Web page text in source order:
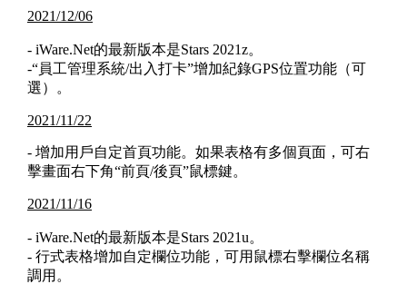
2021/12/06
- iWare.Net的最新版本是Stars 2021z。
-“員工管理系統/出入打卡”增加紀錄GPS位置功能（可
選）。
2021/11/22
- 增加用戶自定首頁功能。如果表格有多個頁面，可右
擊畫面右下角“前頁/後頁”鼠標鍵。
2021/11/16
- iWare.Net的最新版本是Stars 2021u。
- 行式表格增加自定欄位功能，可用鼠標右擊欄位名稱
調用。